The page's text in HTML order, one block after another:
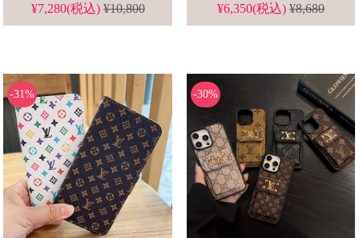
イ ヴィトン スマホ ショルダー
¥7,280(税込)¥10,800
財布型 カードや小銭入れ
¥6,350(税込)¥8,680
-31% -30%